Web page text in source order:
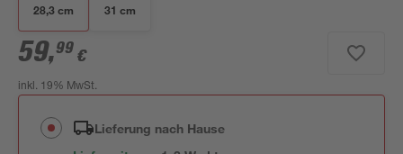
28,3 cm 31 cm
59,99 €
inkl. 19% MwSt.
Lieferung nach Hause